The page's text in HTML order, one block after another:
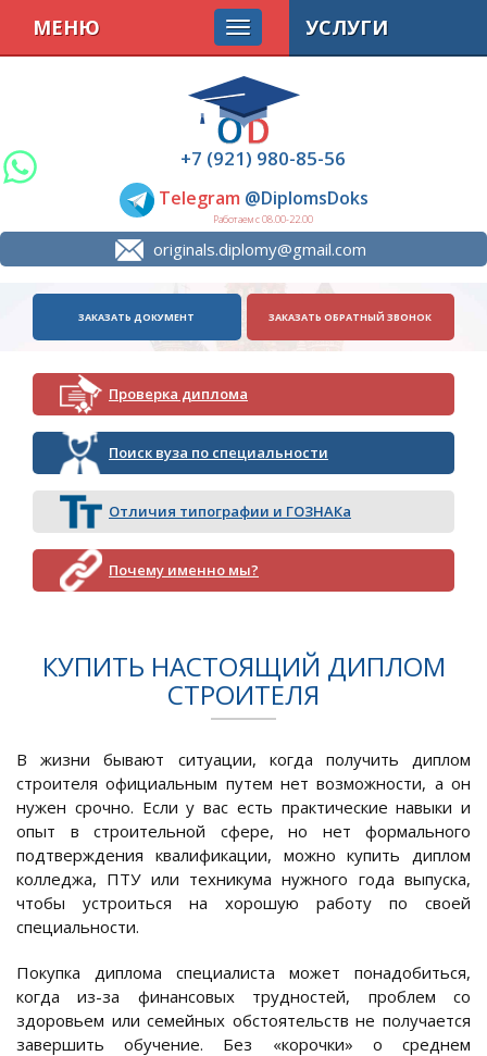
+7 (921) 980-85-56
Telegram @DiplomsDoks
Работаем с 08.00-22.00
originals.diplomy@gmail.com
МЕНЮ
ЗАКАЗАТЬ ДОКУМЕНТ ЗАКАЗАТЬ ОБРАТНЫЙ ЗВОНОК
Проверка диплома
Поиск вуза по специальности
Отличия типографии и ГОЗНАКа
Почему именно мы?
УСЛУГИ
КУПИТЬ НАСТОЯЩИЙ ДИПЛОМ
СТРОИТЕЛЯ
В жизни бывают ситуации, когда получить диплом
строителя официальным путем нет возможности, а он
нужен срочно. Если у вас есть практические навыки и
опыт в строительной сфере, но нет формального
подтверждения квалификации, можно купить диплом
колледжа, ПТУ или техникума нужного года выпуска,
чтобы устроиться на хорошую работу по своей
специальности.
Покупка диплома специалиста может понадобиться,
когда из-за финансовых трудностей, проблем со
здоровьем или семейных обстоятельств не получается
завершить обучение. Без «корочки» о среднем